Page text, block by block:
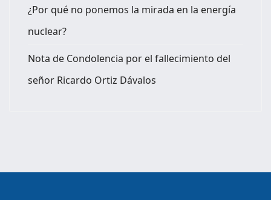
¿Por qué no ponemos la mirada en la energía
nuclear?
Nota de Condolencia por el fallecimiento del
señor Ricardo Ortiz Dávalos